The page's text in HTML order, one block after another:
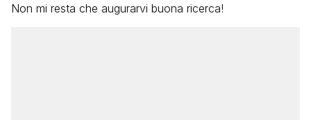
Non mi resta che augurarvi buona ricerca!